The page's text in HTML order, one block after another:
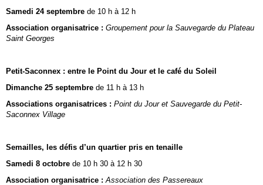
Samedi 24 septembre de 10 h à 12 h
Association organisatrice : Groupement pour la Sauvegarde du Plateau
Saint Georges
Petit-Saconnex : entre le Point du Jour et le café du Soleil
Dimanche 25 septembre de 11 h à 13 h
Associations organisatrices : Point du Jour et Sauvegarde du Petit-
Saconnex Village
Semailles, les défis d’un quartier pris en tenaille
Samedi 8 octobre de 10 h 30 à 12 h 30
Association organisatrice :Association des Passereaux